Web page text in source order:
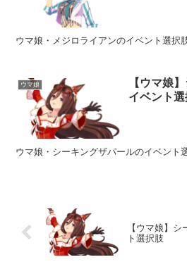
ウマ娘・メジロライアンのイベント選択
ウマ娘
【ウマ娘
イベント
ウマ娘・シーキングザパールのイベント
【ウマ娘】
ト選択肢